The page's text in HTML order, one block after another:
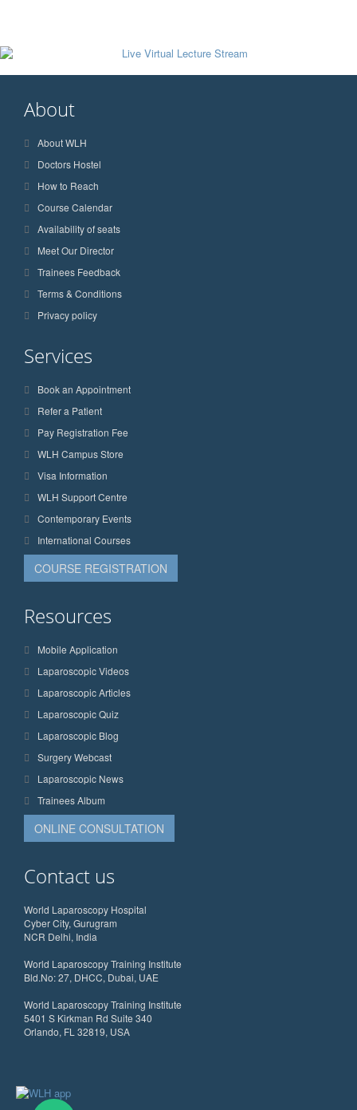
About
About WLH
Doctors Hostel
How to Reach
Course Calendar
Availability of seats
Meet Our Director
Trainees Feedback
Terms & Conditions
Privacy policy
Services
Book an Appointment
Refer a Patient
Pay Registration Fee
WLH Campus Store
Visa Information
WLH Support Centre
Contemporary Events
International Courses
COURSE REGISTRATION
Resources
Mobile Application
Laparoscopic Videos
Laparoscopic Articles
Laparoscopic Quiz
Laparoscopic Blog
Surgery Webcast
Laparoscopic News
Trainees Album
ONLINE CONSULTATION
Contact us
World Laparoscopy Hospital
Cyber City, Gurugram
NCR Delhi, India
World Laparoscopy Training Institute
Bld.No: 27, DHCC, Dubai, UAE
World Laparoscopy Training Institute
5401 S Kirkman Rd Suite 340
Orlando, FL 32819, USA